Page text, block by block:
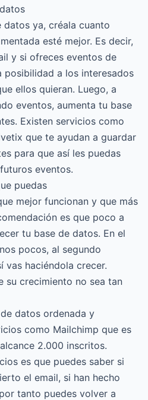
datos ya, créala cuanto
esté mejor. Es decir,
y si ofreces eventos de
posibilidad a los interesados
ellos quieran. Luego, a
eventos, aumenta tu base
Existen servicios como
que te ayudan a guardar
para que así les puedas
eventos.
puedas
mejor funcionan y que más
es que poco a
tu base de datos. En el
pocos, al segundo
vas haciéndola crecer.
su crecimiento no sea tan
datos ordenada y
como Mailchimp que es
2.000 inscritos.
es que puedes saber si
el email, si han hecho
tanto puedes volver a